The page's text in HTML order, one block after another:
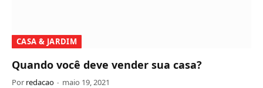
CASA & JARDIM
Quando você deve vender sua casa?
Por redacao maio 19, 2021